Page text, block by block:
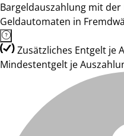
Bargeldauszahlung mit
Geldautomaten in
Zusätzliches Entgelt je
Mindestentgelt je